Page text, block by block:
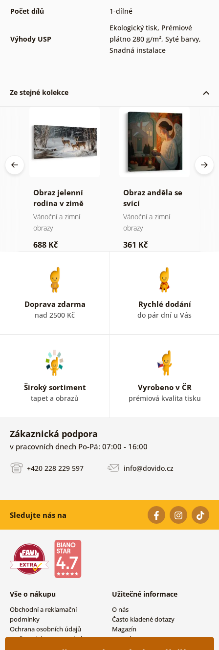
Počet dílů
1-dílné
Výhody USP
Ekologický tisk, Prémiové
plátno 280 g/m², Syté barvy,
Snadná instalace
Ze stejné kolekce
Obraz jelenní
rodina v zimě
Vánoční a zimní
obrazy
688 Kč
Obraz anděla se
svící
Vánoční a zimní
obrazy
361 Kč
Doprava zdarma
nad 2500 Kč
Rychlé dodání
do pár dní u Vás
Široký sortiment
tapet a obrazů
Vyrobeno v ČR
prémiová kvalita tisku
Zákaznická podpora
v pracovních dnech Po-Pá: 07:00 - 16:00
+420 228 229 597 info@dovido.cz
Sledujte nás na
Vše o nákupu
Obchodní a reklamační
podmínky
Ochrana osobních údajů
Možnosti dopravy a platby
Užitečné informace
O nás
Často kladené dotazy
Magazín
Kontakty